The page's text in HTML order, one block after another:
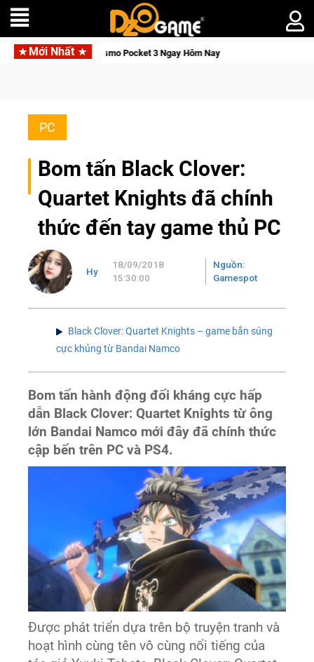
Mới Nhất
Osmo Pocket 3 Ngay Hôm Nay Lineage W – Quyền lực
PC
Bom tấn Black Clover:
Quartet Knights đã chính
thức đến tay game thủ PC
Hy
18/09/2018
15:30:00
Nguồn:
Gamespot
Black Clover: Quartet Knights – game bắn súng
cực khủng từ Bandai Namco
Bom tấn hành động đối kháng cực hấp
dẫn Black Clover: Quartet Knights từ ông
lớn Bandai Namco mới đây đã chính thức
cập bến trên PC và PS4.
Được phát triển dựa trên bộ truyện tranh và
hoạt hình cùng tên vô cùng nổi tiếng của